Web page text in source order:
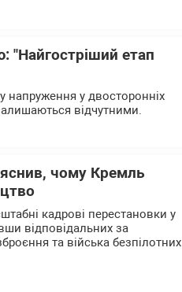
"Найгостріший етап
напруження у двосторонніх
відчутними.
чому Кремль
кадрові перестановки у
відповідальних за
та війська безпілотних